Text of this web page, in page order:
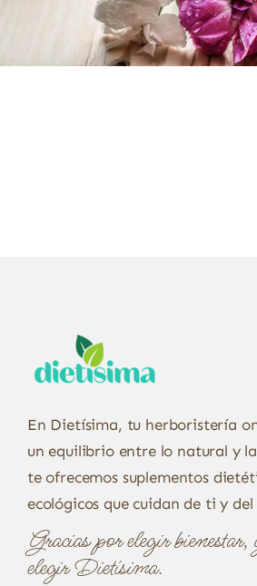
En Dietísima, tu herboristería
un equilibrio entre lo natural y
te ofrecemos suplementos
ecológicos que cuidan de ti y
Gracias por elegir
elegir Dietísima.